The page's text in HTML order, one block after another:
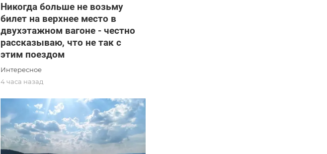
Никогда больше не возьму
билет на верхнее место в
двухэтажном вагоне - честно
рассказываю, что не так с
этим поездом
Интересное
4 часа назад